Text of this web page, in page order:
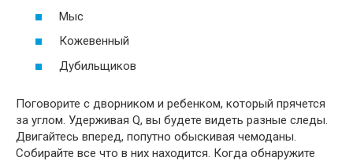
Мыс
Кожевенный
Дубильщиков
Поговорите с дворником и ребенком, который прячется
за углом. Удерживая Q, вы будете видеть разные следы.
Двигайтесь вперед, попутно обыскивая чемоданы.
Собирайте все что в них находится. Когда обнаружите